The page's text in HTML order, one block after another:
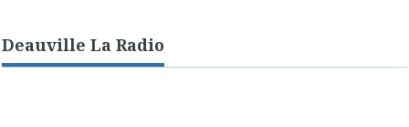
Deauville La Radio